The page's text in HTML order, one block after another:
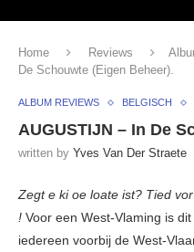
Home Reviews
De Schouwte (Eigen Beheer).
ALBUM REVIEWS BELGISCH
AUGUSTIJN – In De
written by Yves Van Der Straete
Zegt e ki oe loate ist? Tied
! Voor een West-Vlaming is
iedereen voorbij de West-